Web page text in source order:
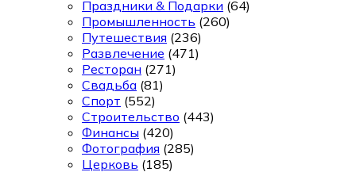
Праздники & Подарки (64)
Промышленность (260)
Путешествия (236)
Развлечение (471)
Ресторан (271)
Свадьба (81)
Спорт (552)
Строительство (443)
Финансы (420)
Фотография (285)
Церковь (185)